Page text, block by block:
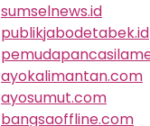
sumselnews.id
publikjabodetabek.id
ayokalimantan.com
ayosumut.com
bangsaoffline.com